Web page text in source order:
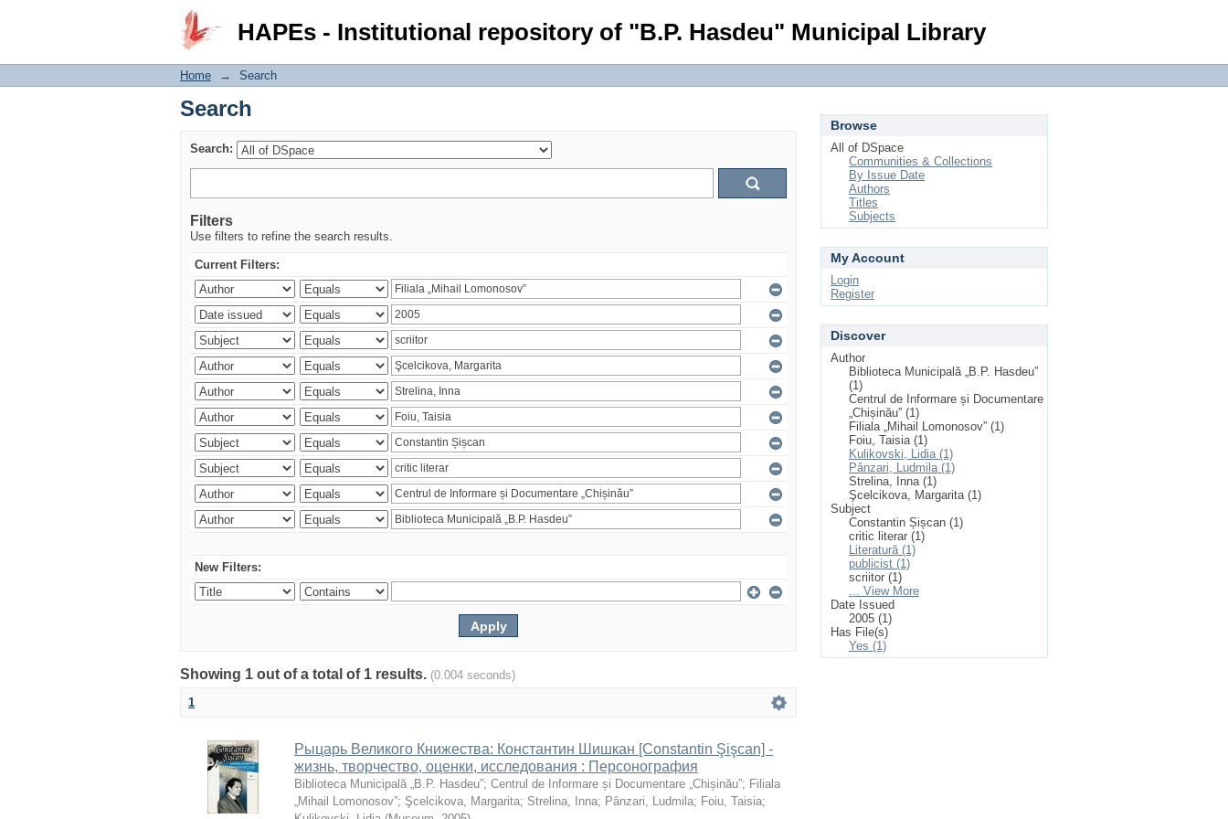
HAPEs - Institutional repository of "B.P. Hasdeu" Municipal Library
Search
Home → Search
Search
Search:
Filters
Use filters to refine the search results.
Current Filters:
New Filters:
Showing 1 out of a total of 1 results. (0.004 seconds)
1
Рыцарь Великого Книжества: Константин Шишкан [Constantin Şişcan] -
жизнь, творчество, оценки, исследования : Персонография
Biblioteca Municipală „B.P. Hasdeu”; Centrul de Informare și Documentare „Chișinău”; Filiala
„Mihail Lomonosov”; Şcelcikova, Margarita; Strelina, Inna; Pânzari, Ludmila; Foiu, Taisia;
Browse
All of DSpace
Communities & Collections
By Issue Date
Authors
Titles
Subjects
My Account
Login
Register
Discover
Author
Biblioteca Municipală „B.P. Hasdeu”
(1)
Centrul de Informare și Documentare
„Chișinău” (1)
Filiala „Mihail Lomonosov” (1)
Foiu, Taisia (1)
Kulikovski, Lidia (1)
Pânzari, Ludmila (1)
Strelina, Inna (1)
Şcelcikova, Margarita (1)
Subject
Constantin Șișcan (1)
critic literar (1)
Literatură (1)
publicist (1)
scriitor (1)
... View More
Date Issued
2005 (1)
Has File(s)
Yes (1)